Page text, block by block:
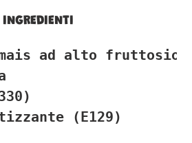
INGREDIENTI
ad alto fruttosio
(E129)